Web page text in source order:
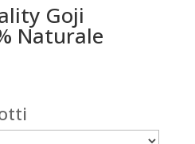
Goji
Naturale